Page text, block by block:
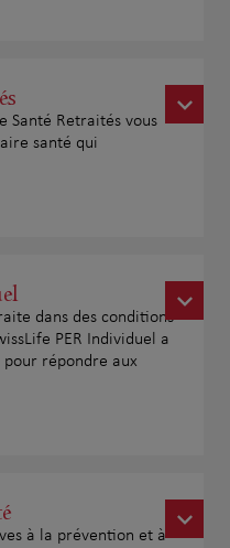
Santé Retraités vous
santé qui
dans des conditions
PER Individuel a
répondre aux
à la prévention et à